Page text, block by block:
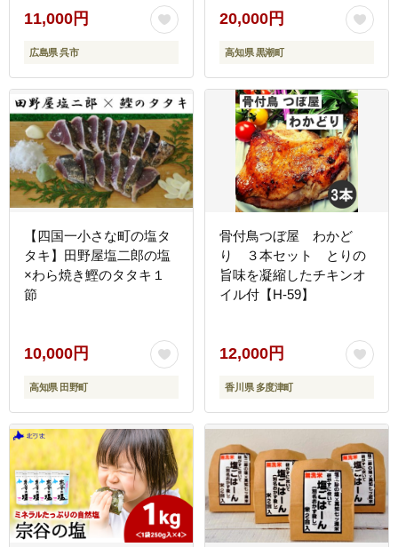
11,000円
広島県 呉市
介類 土佐 かつおのたたき
鰹のたたき 藁焼き鰹 タレ
付き 80ml×4 ご飯のお供
海鮮セット 魚料理 お刺身
用 かつおセット 父の日
ギフト プレゼント[1555-
20,000円
高知県 黒潮町
【四国一小さな町の塩タ
タキ】田野屋塩二郎の塩
×わら焼き鰹のタタキ１
節
10,000円
高知県 田野町
骨付鳥つぼ屋 わかど
り ３本セット とりの
旨味を凝縮したチキンオ
イル付【H-59】
12,000円
香川県 多度津町